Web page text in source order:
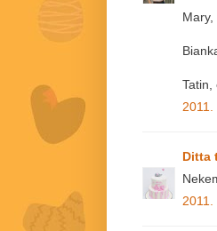
Tatin,
Ditta